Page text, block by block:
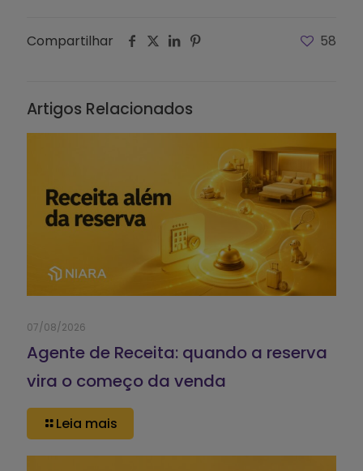
Compartilhar 58
Artigos Relacionados
07/08/2026
Agente de Receita: quando a reserva
vira o começo da venda
Leia mais